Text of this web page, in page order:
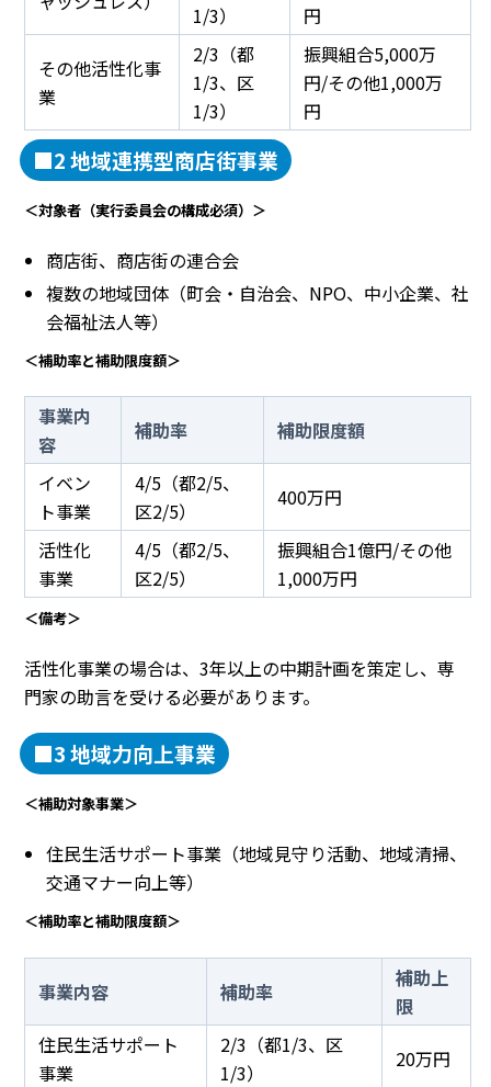
1/3）
円
その他活性化事
業
2/3（都
1/3、区
1/3）
振興組合5,000万
円/その他1,000万
円
■2 地域連携型商店街事業
＜対象者（実行委員会の構成必須）＞
商店街、商店街の連合会
複数の地域団体（町会・自治会、NPO、中小企業、社
会福祉法人等）
＜補助率と補助限度額＞
事業内
容
補助率
補助限度額
イベン
ト事業
4/5（都2/5、
区2/5）
400万円
活性化
事業
4/5（都2/5、
区2/5）
振興組合1億円/その他
1,000万円
＜備考＞
活性化事業の場合は、3年以上の中期計画を策定し、専
門家の助言を受ける必要があります。
■3 地域力向上事業
＜補助対象事業＞
住民生活サポート事業（地域見守り活動、地域清掃、
交通マナー向上等）
＜補助率と補助限度額＞
事業内容 補助率
補助上
限
住民生活サポート
事業
2/3（都1/3、区
1/3）
20万円